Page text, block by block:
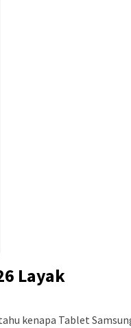
Layak
kenapa Tablet